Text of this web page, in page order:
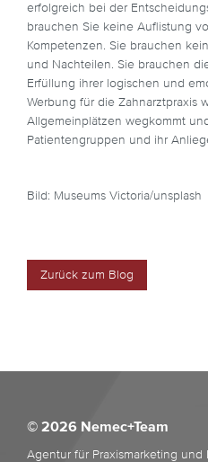
erfolgreich bei der
brauchen Sie keine Auflistung
Kompetenzen. Sie brauchen
und Nachteilen. Sie brauchen
Erfüllung ihrer logischen und
Werbung für die Zahnarztpraxis
Allgemeinplätzen wegkommt
Patientengruppen und ihr
Bild: Museums Victoria/unsplash
Zurück zum Blog
© 2026 Nemec+Team
Agentur für Praxismarketing und